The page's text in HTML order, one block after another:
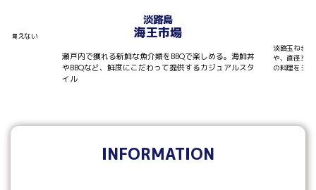
か買えない
淡路島
海王市場
瀬戸内で獲れる新鮮な魚介類をBBQで楽しめる。海鮮丼
やBBQなど、鮮度にこだわって提供するカジュアルスタ
イル
淡路玉ねぎ
や、直径30
の料理をシ
INFORMATION